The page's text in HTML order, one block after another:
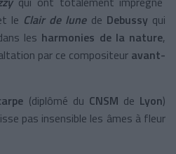
le Clair de lunede Debussy qui
les harmonies de la nature,
par ce compositeur avant-
(diplômé du CNSM de Lyon)
pas insensible les âmes à fleur